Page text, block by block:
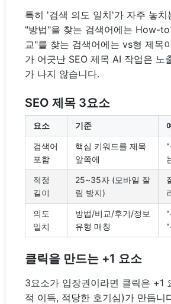
특히 '검색 의도 일치'가 자주 놓치
"방법"을 찾는 검색어에는 How-
교"를 찾는 검색어에는 vs형 제목
가 어긋난 SEO 제목 AI 작업은 노
가 나지 않습니다.
SEO 제목 3요소
요소 기준
검색어
포함
핵심 키워드를 제목
앞쪽에
적정
길이
25~35자 (모바일 잘
림 방지)
의도
일치
방법/비교/후기/정보
유형 매칭
클릭을 만드는 +1 요소
3요소가 입장권이라면 클릭은 +1
적 이득, 적당한 호기심)가 만듭니